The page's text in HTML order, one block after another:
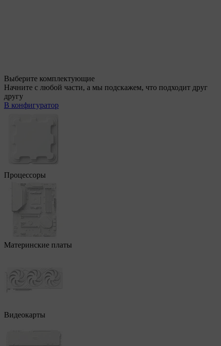
Выберите комплектующие
Начните с любой части, а мы подскажем, что подходит друг
другу
В конфигуратор
Процессоры
Материнские платы
Видеокарты